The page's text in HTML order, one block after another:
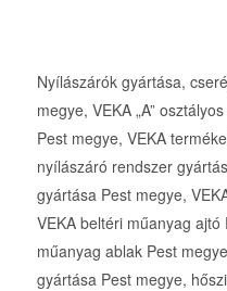
Nyílászárók gyártása,
megye, VEKA „A”
Pest megye, VEKA
nyílászáró rendszer
gyártása Pest megye,
VEKA beltéri műanyag
műanyag ablak Pest
gyártása Pest megye,